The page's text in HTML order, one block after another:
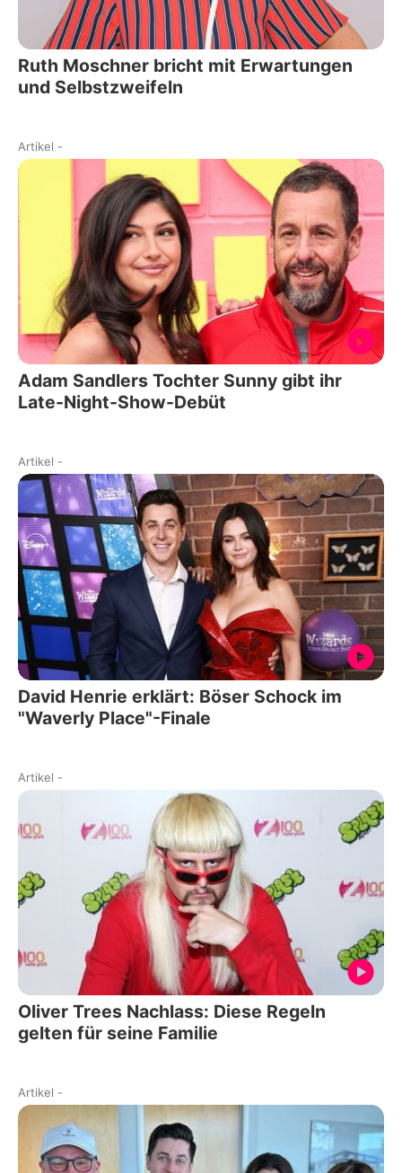
Ruth Moschner bricht mit Erwartungen
und Selbstzweifeln
Artikel -
Adam Sandlers Tochter Sunny gibt ihr
Late-Night-Show-Debüt
Artikel -
David Henrie erklärt: Böser Schock im
"Waverly Place"-Finale
Artikel -
Oliver Trees Nachlass: Diese Regeln
gelten für seine Familie
Artikel -